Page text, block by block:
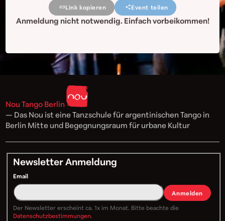
Link kopieren Event teilen
Anmeldung nicht notwendig. Einfach vorbeikommen!
Nou Tango Berlin
— Das Nou ist eine Tanzschule für argentinischen Tango in
Berlin Mitte und Begegnungsraum für urbane Kultur
Newsletter Anmeldung
Email
Anmelden
Der Newsletter erscheint ca. 1x im Monat. Bitte beachte die
Datenschutzbestimmungen.